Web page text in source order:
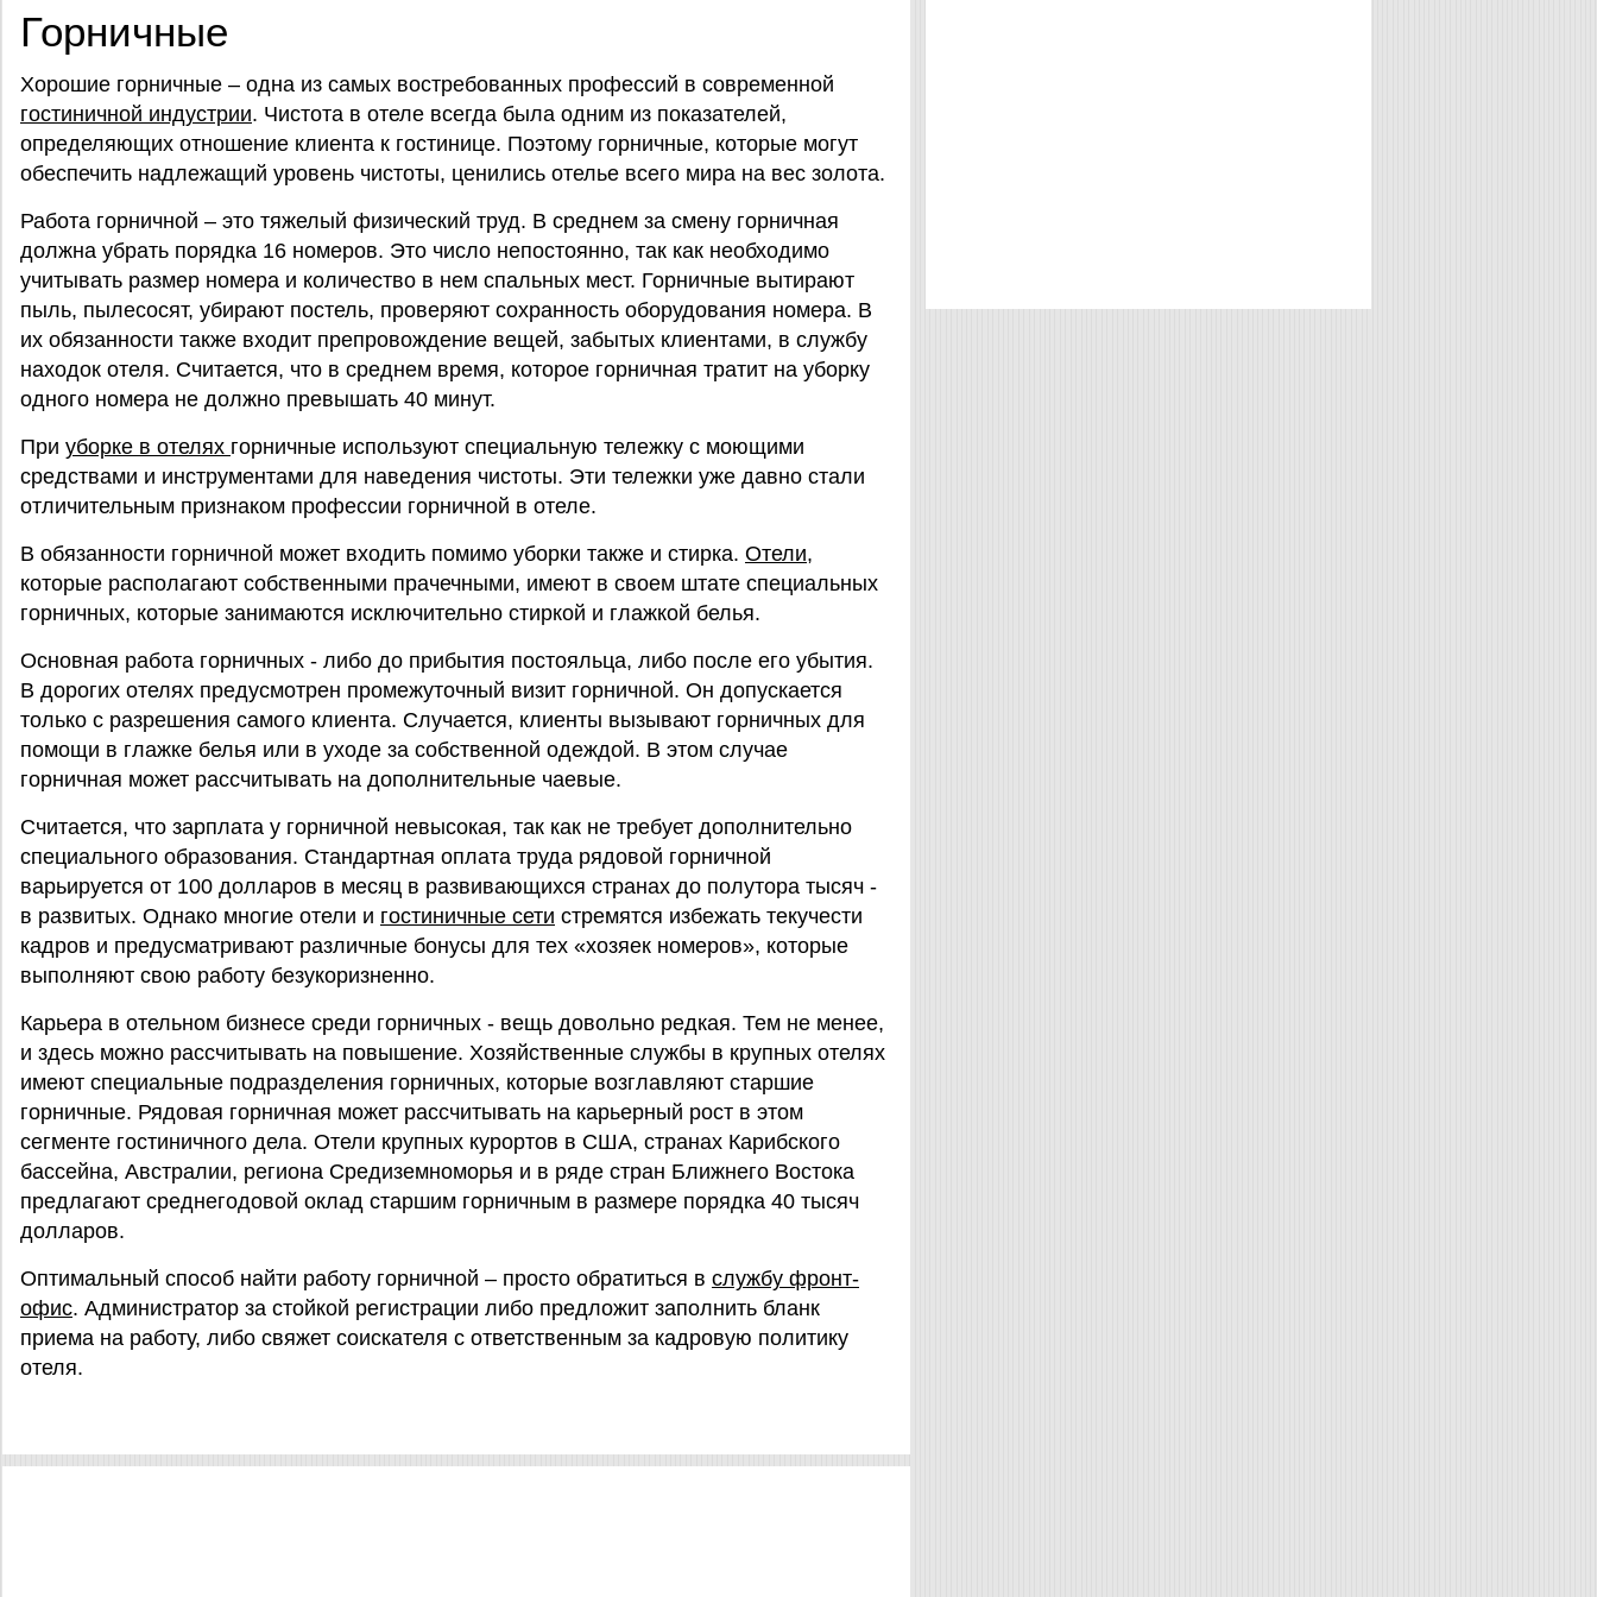
Горничные
Хорошие горничные – одна из самых востребованных профессий в современной
гостиничной индустрии. Чистота в отеле всегда была одним из показателей,
определяющих отношение клиента к гостинице. Поэтому горничные, которые могут
обеспечить надлежащий уровень чистоты, ценились отелье всего мира на вес золота.
Работа горничной – это тяжелый физический труд. В среднем за смену горничная
должна убрать порядка 16 номеров. Это число непостоянно, так как необходимо
учитывать размер номера и количество в нем спальных мест. Горничные вытирают
пыль, пылесосят, убирают постель, проверяют сохранность оборудования номера. В
их обязанности также входит препровождение вещей, забытых клиентами, в службу
находок отеля. Считается, что в среднем время, которое горничная тратит на уборку
одного номера не должно превышать 40 минут.
При уборке в отелях горничные используют специальную тележку с моющими
средствами и инструментами для наведения чистоты. Эти тележки уже давно стали
отличительным признаком профессии горничной в отеле.
В обязанности горничной может входить помимо уборки также и стирка. Отели,
которые располагают собственными прачечными, имеют в своем штате специальных
горничных, которые занимаются исключительно стиркой и глажкой белья.
Основная работа горничных - либо до прибытия постояльца, либо после его убытия.
В дорогих отелях предусмотрен промежуточный визит горничной. Он допускается
только с разрешения самого клиента. Случается, клиенты вызывают горничных для
помощи в глажке белья или в уходе за собственной одеждой. В этом случае
горничная может рассчитывать на дополнительные чаевые.
Считается, что зарплата у горничной невысокая, так как не требует дополнительно
специального образования. Стандартная оплата труда рядовой горничной
варьируется от 100 долларов в месяц в развивающихся странах до полутора тысяч -
в развитых. Однако многие отели и гостиничные сети стремятся избежать текучести
кадров и предусматривают различные бонусы для тех «хозяек номеров», которые
выполняют свою работу безукоризненно.
Карьера в отельном бизнесе среди горничных - вещь довольно редкая. Тем не менее,
и здесь можно рассчитывать на повышение. Хозяйственные службы в крупных отелях
имеют специальные подразделения горничных, которые возглавляют старшие
горничные. Рядовая горничная может рассчитывать на карьерный рост в этом
сегменте гостиничного дела. Отели крупных курортов в США, странах Карибского
бассейна, Австралии, региона Средиземноморья и в ряде стран Ближнего Востока
предлагают среднегодовой оклад старшим горничным в размере порядка 40 тысяч
долларов.
Оптимальный способ найти работу горничной – просто обратиться в службу фронт-
офис. Администратор за стойкой регистрации либо предложит заполнить бланк
приема на работу, либо свяжет соискателя с ответственным за кадровую политику
отеля.